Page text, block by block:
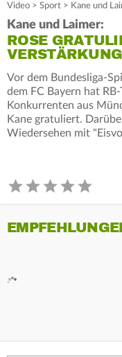
Video > Sport > Kane und
Kane und Laimer:
ROSE
Vor dem Bundesliga-
dem FC Bayern hat
Konkurrenten aus
Kane gratuliert.
Wiedersehen mit